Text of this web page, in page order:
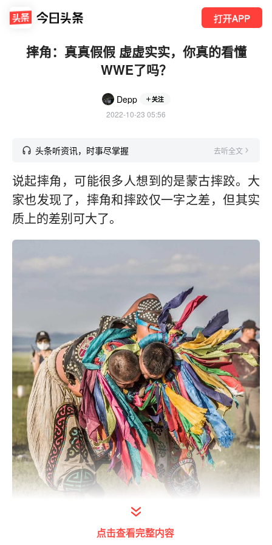
打开APP
摔角：真真假假 虚虚实实，你真的看懂
WWE了吗？
Depp 关注
2022-10-23 05:56
头条听资讯，时事尽掌握 去听全文
说起摔角，可能很多人想到的是蒙古摔跤。大
家也发现了，摔角和摔跤仅一字之差，但其实
质上的差别可大了。
点击查看完整内容